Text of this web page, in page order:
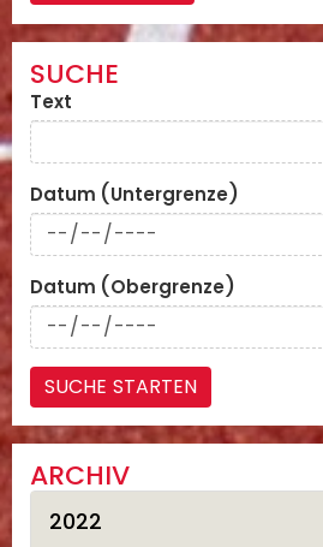
SUCHE
Text
Datum (Untergrenze)
Datum (Obergrenze)
ARCHIV
2022